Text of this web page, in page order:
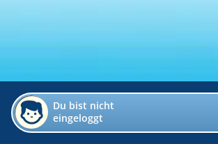
Du bist nicht
eingeloggt